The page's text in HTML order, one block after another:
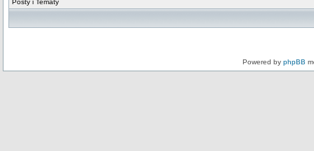
Posty i Tematy
Powered by phpBB